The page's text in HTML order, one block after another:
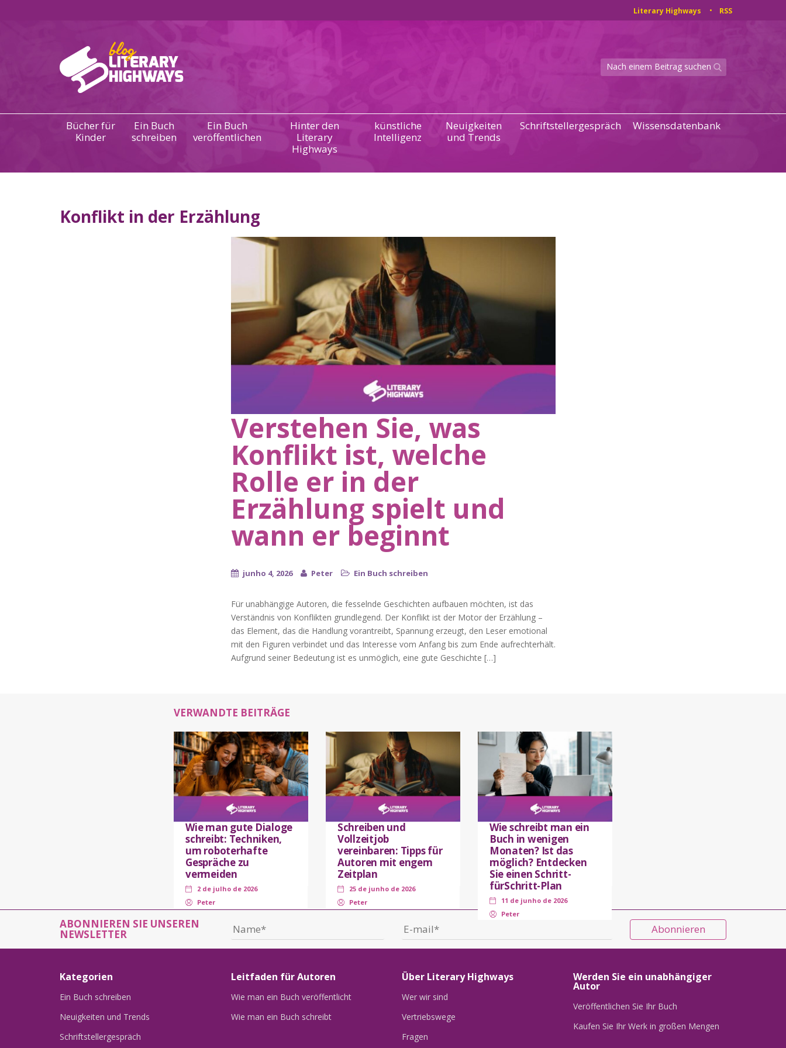
Literary Highways RSS
Bücher für
Kinder
Ein Buch
schreiben
Ein Buch
veröffentlichen
Hinter den
Literary
Highways
künstliche
Intelligenz
Neuigkeiten
und Trends
Schriftstellergespräch Wissensdatenbank
Konflikt in der Erzählung
Verstehen Sie, was
Konflikt ist, welche
Rolle er in der
Erzählung spielt und
wann er beginnt
junho 4, 2026 Peter Ein Buch schreiben
Für unabhängige Autoren, die fesselnde Geschichten aufbauen möchten, ist das
Verständnis von Konflikten grundlegend. Der Konflikt ist der Motor der Erzählung –
das Element, das die Handlung vorantreibt, Spannung erzeugt, den Leser emotional
mit den Figuren verbindet und das Interesse vom Anfang bis zum Ende aufrechterhält.
Aufgrund seiner Bedeutung ist es unmöglich, eine gute Geschichte […]
VERWANDTE BEITRÄGE
Wie man gute Dialoge
schreibt: Techniken,
um roboterhafte
Gespräche zu
vermeiden
2 de julho de 2026
Peter
Schreiben und
Vollzeitjob
vereinbaren: Tipps für
Autoren mit engem
Zeitplan
25 de junho de 2026
Peter
Wie schreibt man ein
Buch in wenigen
Monaten? Ist das
möglich? Entdecken
Sie einen Schritt-
fürSchritt-Plan
11 de junho de 2026
Peter
ABONNIEREN SIE UNSEREN
NEWSLETTER Abonnieren
Kategorien
Ein Buch schreiben
Neuigkeiten und Trends
Schriftstellergespräch
Leitfaden für Autoren
Wie man ein Buch veröffentlicht
Wie man ein Buch schreibt
Über Literary Highways
Wer wir sind
Vertriebswege
Fragen
Werden Sie ein unabhängiger
Autor
Veröffentlichen Sie Ihr Buch
Kaufen Sie Ihr Werk in großen Mengen